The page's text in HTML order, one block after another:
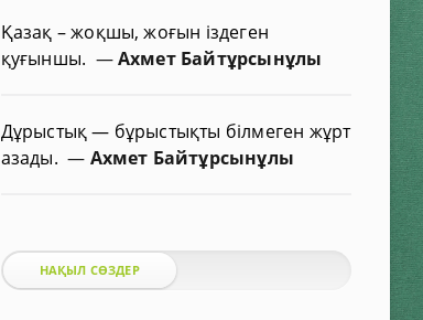
Қазақ – жоқшы, жоғын іздеген
қуғыншы. —Ахмет Байтұрсынұлы
Дұрыстық — бұрыстықты білмеген жұрт
азады.— Ахмет Байтұрсынұлы
НАҚЫЛ СӨЗДЕР